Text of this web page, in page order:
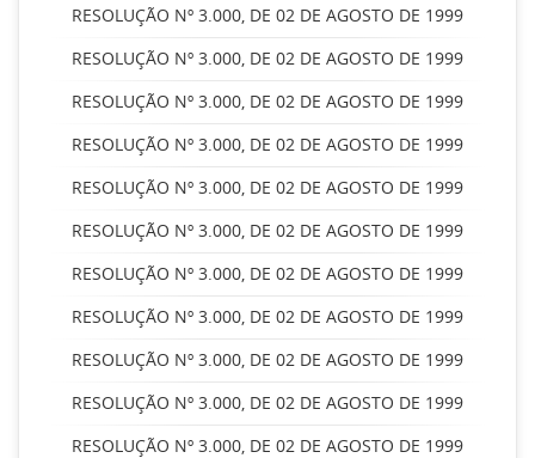
RESOLUÇÃO Nº 3.000, DE 02 DE AGOSTO DE 1999
RESOLUÇÃO Nº 3.000, DE 02 DE AGOSTO DE 1999
RESOLUÇÃO Nº 3.000, DE 02 DE AGOSTO DE 1999
RESOLUÇÃO Nº 3.000, DE 02 DE AGOSTO DE 1999
RESOLUÇÃO Nº 3.000, DE 02 DE AGOSTO DE 1999
RESOLUÇÃO Nº 3.000, DE 02 DE AGOSTO DE 1999
RESOLUÇÃO Nº 3.000, DE 02 DE AGOSTO DE 1999
RESOLUÇÃO Nº 3.000, DE 02 DE AGOSTO DE 1999
RESOLUÇÃO Nº 3.000, DE 02 DE AGOSTO DE 1999
RESOLUÇÃO Nº 3.000, DE 02 DE AGOSTO DE 1999
RESOLUÇÃO Nº 3.000, DE 02 DE AGOSTO DE 1999